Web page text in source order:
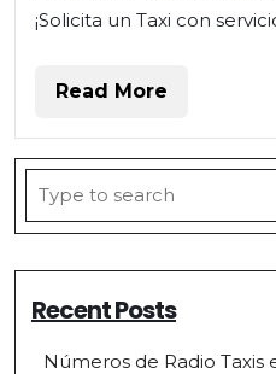
¡Solicita un Taxi con
Read More
for:
Recent Posts
Números de Radio Taxis